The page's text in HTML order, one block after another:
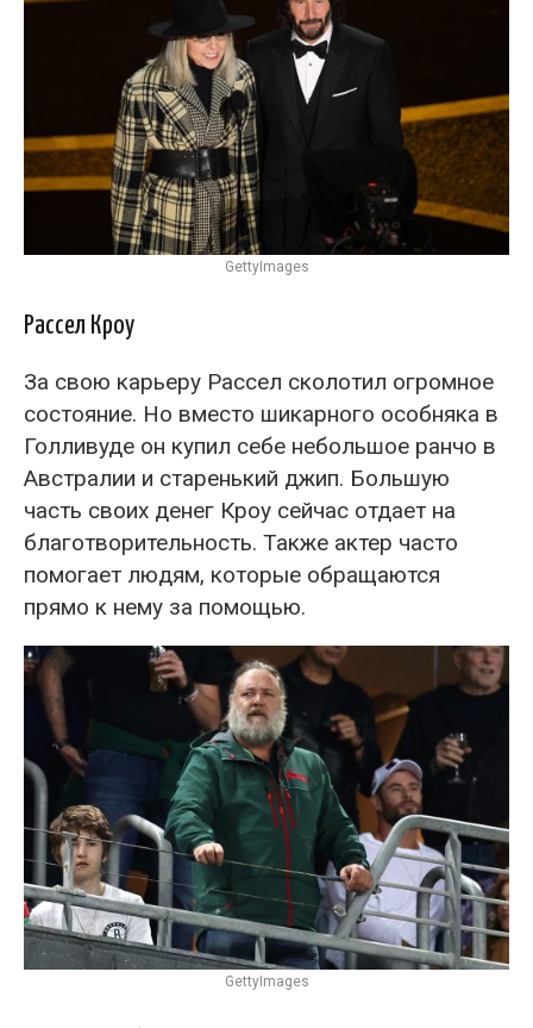
GettyImages
Рассел Кроу
За свою карьеру Рассел сколотил огромное
состояние. Но вместо шикарного особняка в
Голливуде он купил себе небольшое ранчо в
Австралии и старенький джип. Большую
часть своих денег Кроу сейчас отдает на
благотворительность. Также актер часто
помогает людям, которые обращаются
прямо к нему за помощью.
GettyImages